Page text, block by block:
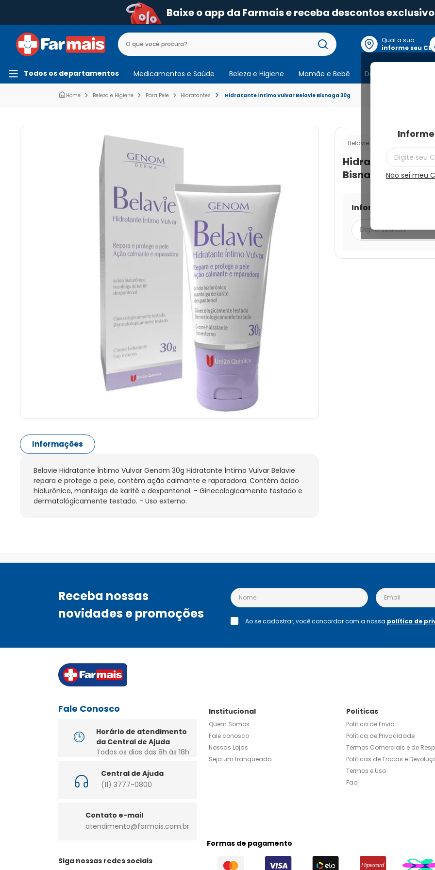
Baixe o app da Farmais e receba descontos
Qual a sua
localização?
informe seu CEP
Não sei meu
Todos os departamentos Medicamentos e Saúde Beleza e Higiene Mamãe e Bebê Dermocosmeticos
Beleza e Higiene Para Pele Hidratantes Hidratante Íntimo Vulvar Belavie Bisnaga 30g
Informações
Belavie Hidratante Íntimo Vulvar Genom 30g Hidratante Íntimo Vulvar Belavie
repara e protege a pele, contém ação calmante e raparadora. Contém ácido
hialurônico, manteiga de karité e dexpantenol. - Ginecologicamente testado e
dermatológicamente testado. - Uso externo.
Belavie
Hidratante Íntimo
Bisnaga 30g
Informe seu CEP
Receba nossas
novidades e promoções
Ao se cadastrar, você concordar com a nossa política de
Fale Conosco
Horário de atendimento
da Central de Ajuda
Todos os dias das 8h às 18h
Central de Ajuda
(11) 3777-0800
Contato e-mail
atendimento@farmais.com.br
Siga nossas redes sociais
Institucional
Quem Somos
Fale conosco
Nossas Lojas
Seja um franqueado
Políticas
Política de Envio
Política de Privacidade
Termos Comerciais e de
Políticas de Trocas e
Termos e Uso
Faq
Formas de pagamento